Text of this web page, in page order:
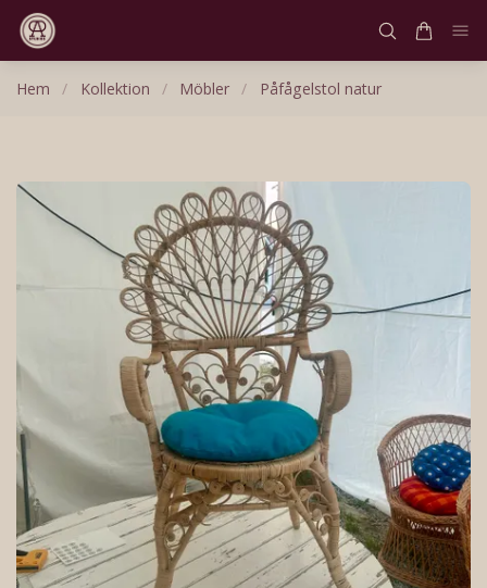
Hem / Kollektion / Möbler / Påfågelstol natur